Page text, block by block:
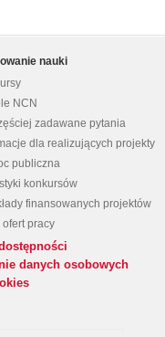
nauki
NCN
zadawane pytania
dla realizujących projekty
publiczna
konkursów
finansowanych projektów
ofert pracy
danych osobowych